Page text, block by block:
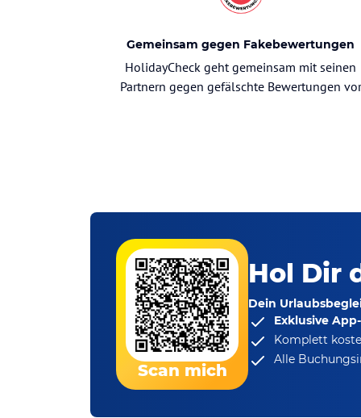
Gemeinsam gegen Fakebewertungen
HolidayCheck geht gemeinsam mit seinen
Partnern gegen gefälschte Bewertungen vor
Scan mich
Hol Dir
Dein
Exklusive
Komplett
Alle